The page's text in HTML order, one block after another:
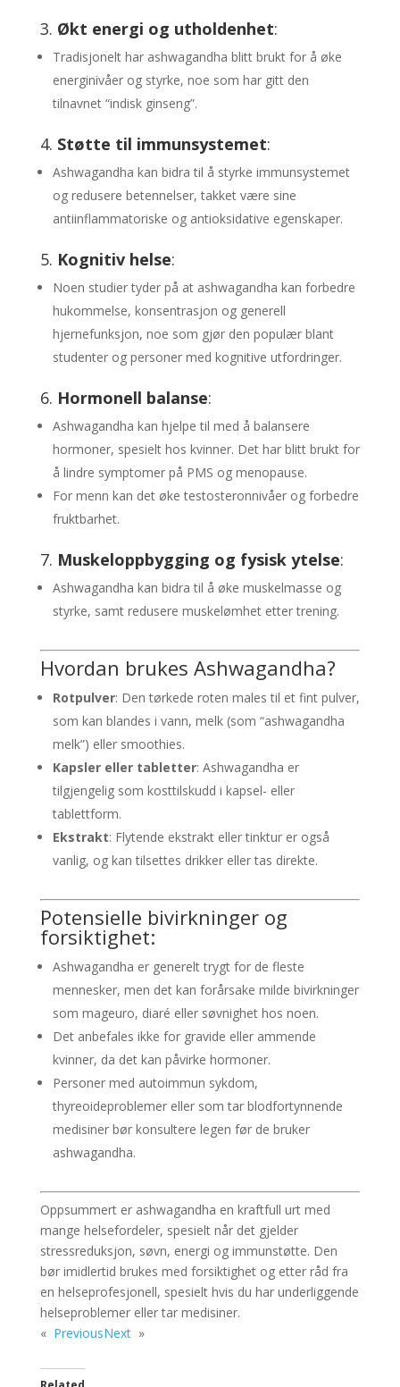
3. Økt energi og utholdenhet:
Tradisjonelt har ashwagandha blitt brukt for å øke
energinivåer og styrke, noe som har gitt den
tilnavnet “indisk ginseng”.
4. Støtte til immunsystemet:
Ashwagandha kan bidra til å styrke immunsystemet
og redusere betennelser, takket være sine
antiinflammatoriske og antioksidative egenskaper.
5. Kognitiv helse:
Noen studier tyder på at ashwagandha kan forbedre
hukommelse, konsentrasjon og generell
hjernefunksjon, noe som gjør den populær blant
studenter og personer med kognitive utfordringer.
6. Hormonell balanse:
Ashwagandha kan hjelpe til med å balansere
hormoner, spesielt hos kvinner. Det har blitt brukt for
å lindre symptomer på PMS og menopause.
For menn kan det øke testosteronnivåer og forbedre
fruktbarhet.
7. Muskeloppbygging og fysisk ytelse:
Ashwagandha kan bidra til å øke muskelmasse og
styrke, samt redusere muskelømhet etter trening.
Hvordan brukes Ashwagandha?
Rotpulver: Den tørkede roten males til et fint pulver,
som kan blandes i vann, melk (som “ashwagandha
melk”) eller smoothies.
Kapsler eller tabletter: Ashwagandha er
tilgjengelig som kosttilskudd i kapsel- eller
tablettform.
Ekstrakt: Flytende ekstrakt eller tinktur er også
vanlig, og kan tilsettes drikker eller tas direkte.
Potensielle bivirkninger og
forsiktighet:
Ashwagandha er generelt trygt for de fleste
mennesker, men det kan forårsake milde bivirkninger
som mageuro, diaré eller søvnighet hos noen.
Det anbefales ikke for gravide eller ammende
kvinner, da det kan påvirke hormoner.
Personer med autoimmun sykdom,
thyreoideproblemer eller som tar blodfortynnende
medisiner bør konsultere legen før de bruker
ashwagandha.
Oppsummert er ashwagandha en kraftfull urt med
mange helsefordeler, spesielt når det gjelder
stressreduksjon, søvn, energi og immunstøtte. Den
bør imidlertid brukes med forsiktighet og etter råd fra
en helseprofesjonell, spesielt hvis du har underliggende
helseproblemer eller tar medisiner.
« PreviousNext »